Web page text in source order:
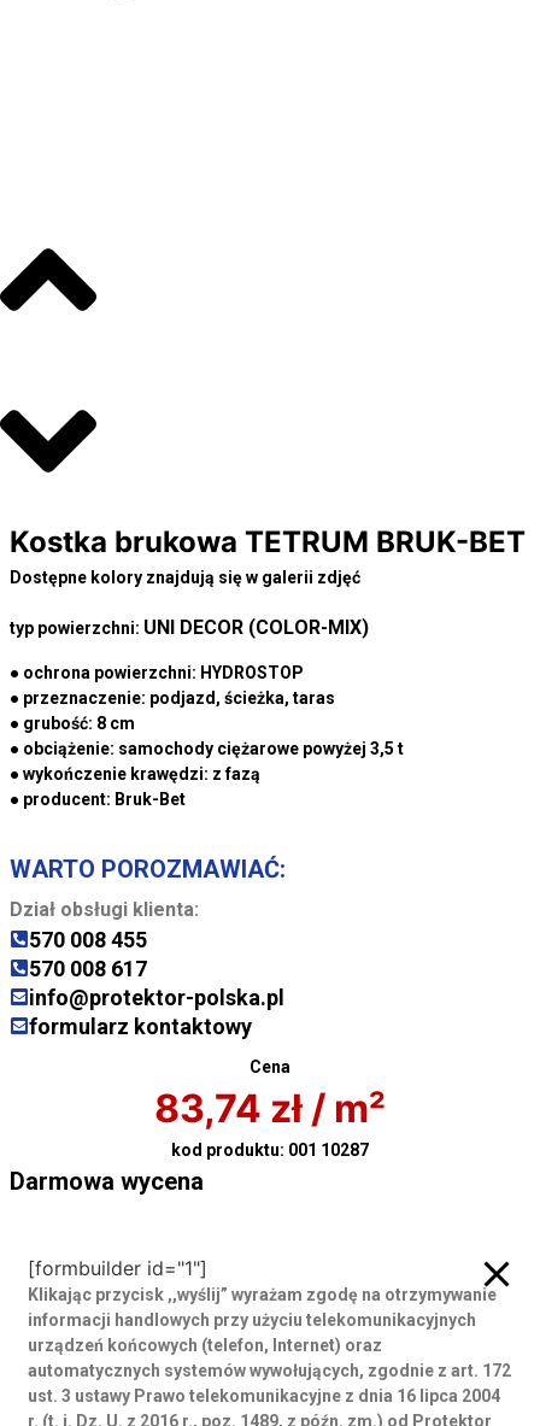
Kostka brukowa TETRUM BRUK-BET
Dostępne kolory znajdują się w galerii zdjęć
typ powierzchni: UNI DECOR (COLOR-MIX)
● ochrona powierzchni: HYDROSTOP
● przeznaczenie: podjazd, ścieżka, taras
● grubość: 8 cm
● obciążenie: samochody ciężarowe powyżej 3,5 t
● wykończenie krawędzi: z fazą
● producent: Bruk-Bet
WARTO POROZMAWIAĆ:
Dział obsługi klienta:
570 008 455
570 008 617
info@protektor-polska.pl
formularz kontaktowy
Cena
83,74 zł / m²
kod produktu: 001 10287
Darmowa wycena
[formbuilder id="1"]
Klikając przycisk ,,wyślij” wyrażam zgodę na otrzymywanie
informacji handlowych przy użyciu telekomunikacyjnych
urządzeń końcowych (telefon, Internet) oraz
automatycznych systemów wywołujących, zgodnie z art. 172
ust. 3 ustawy Prawo telekomunikacyjne z dnia 16 lipca 2004
r. (t. j. Dz. U. z 2016 r., poz. 1489, z późn. zm.) od Protektor